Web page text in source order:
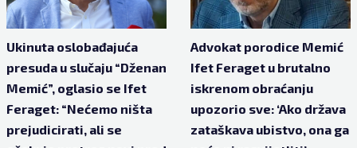
Ukinuta oslobađajuća
presuda u slučaju “Dženan
Memić”, oglasio se Ifet
Feraget: “Nećemo ništa
prejudicirati, ali se
Advokat porodice Memić
Ifet Feraget u brutalno
iskrenom obraćanju
upozorio sve: ‘Ako država
zataškava ubistvo, ona ga